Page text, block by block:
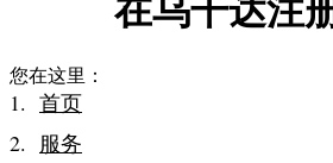
在乌干达注
您在这里：
首页
服务